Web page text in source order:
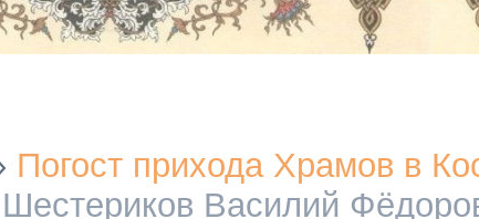
Погост прихода Храмов в
Василий